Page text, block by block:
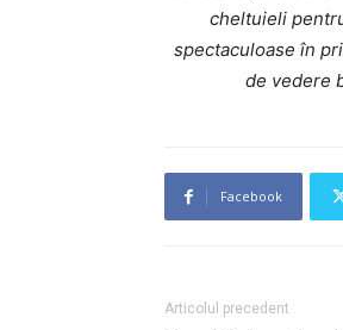
cheltuieli
spectaculoase în
de vedere
Facebook
Articolul precedent